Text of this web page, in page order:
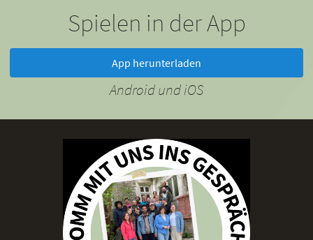
Spielen in der App
App herunterladen
Android und iOS